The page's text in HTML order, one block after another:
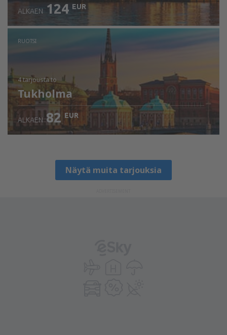
ALKAEN 124 EUR
RUOTSI
4 tarjoustato
Tukholma
ALKAEN 82 EUR
Näytä muita tarjouksia